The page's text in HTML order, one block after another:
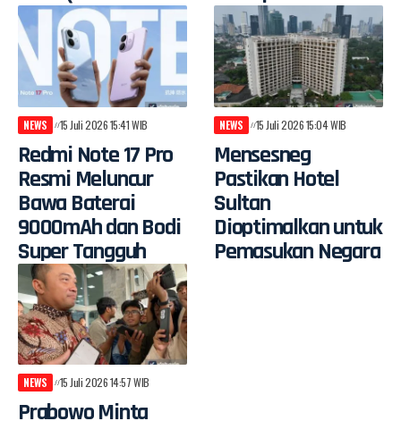
NEWS 15 Juli 2026 15:41 WIB
Redmi Note 17 Pro
Resmi Meluncur
Bawa Baterai
9000mAh dan Bodi
Super Tangguh
NEWS 15 Juli 2026 15:04 WIB
Mensesneg
Pastikan Hotel
Sultan
Dioptimalkan untuk
Pemasukan Negara
NEWS 15 Juli 2026 14:57 WIB
Prabowo Minta